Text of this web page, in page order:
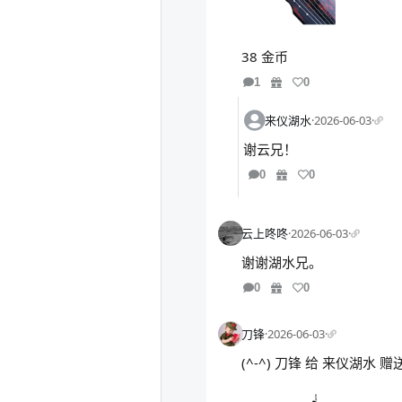
38 金币
1 0
来仪湖水·2026-06-03·
谢云兄！
0 0
云上咚咚·2026-06-03·
谢谢湖水兄。
0 0
刀锋·2026-06-03·
(^-^) 刀锋 给 来仪湖水 赠